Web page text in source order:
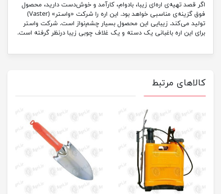
اگر قصد تهیه‌ی اره‌ای زیبا، بادوام، کارآمد و خوش‌دست دارید، محصول
فوق گزینه‌ی مناسبی خواهد بود. این اره را شرکت «واستر» (Vaster)
تولید می‌کند. زیبایی این محصول بسیار چشم‌نواز است. شرکت واستر
برای این اره باغبانی یک دسته و یک غلاف چوبی زیبا درنظر گرفته است.
کالاهای مرتبط